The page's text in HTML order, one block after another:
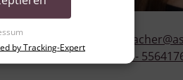
Telefon:
0151 -
können Sie jederzeit
vornehmen.
unsere Partner:
by Tracking-Expert